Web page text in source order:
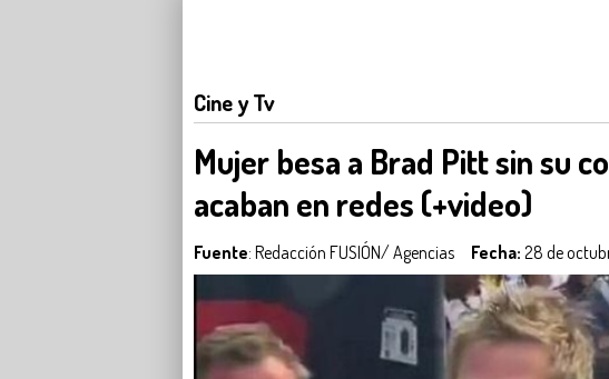
Cine y Tv
Mujer besa a Brad Pitt sin su
acaban en redes (+video)
Fuente: Redacción FUSIÓN/ Agencias Fecha: 28 de